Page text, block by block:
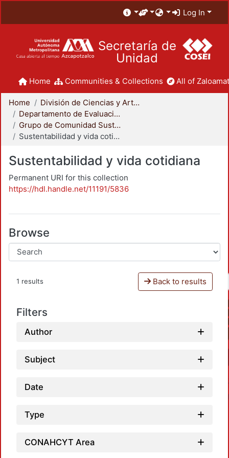
Log In
Secretaría de
Unidad
Home Communities & Collections All of
Home
División de Ciencias y Artes para el Diseño
Departamento de Evaluación del Diseño en el Tiempo
Grupo de Comunidad Sustentable
Sustentabilidad y vida cotidiana
Sustentabilidad y vida cotidiana
Permanent URI for this collection
https://hdl.handle.net/11191/5836
Browse
1 results Back to results
Filters
Author
Subject
Date
Type
CONAHCYT Area